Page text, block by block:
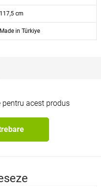
117,5 cm
Made in Türkiye
acest produs